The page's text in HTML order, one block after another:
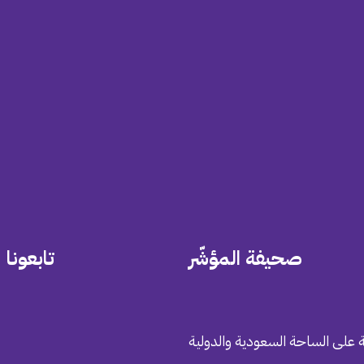
تابعونا صحيفة المؤشّر
الساحة السعودية والدولية